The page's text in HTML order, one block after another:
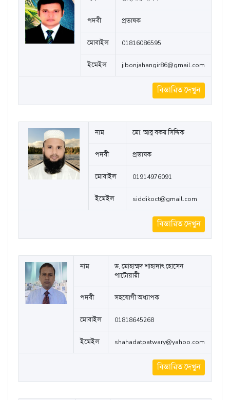
পদবী প্রভাষক
মোবাইল 01816086595
ইমেইল jibonjahangir86@gmail.com
বিস্তারিত দেখুন
নাম মো: আবু বকর সিদ্দিক
পদবী প্রভাষক
মোবাইল 01914976091
ইমেইল siddikoct@gmail.com
বিস্তারিত দেখুন
নাম
ড. মোহাম্মদ শাহাদাৎ হোসেন
পাটোয়ারী
পদবী সহযোগী অধ্যাপক
মোবাইল 01818645268
ইমেইল shahadatpatwary@yahoo.com
বিস্তারিত দেখুন